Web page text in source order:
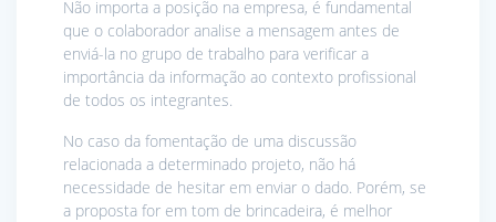
Não importa a posição na empresa, é fundamental
que o colaborador analise a mensagem antes de
enviá-la no grupo de trabalho para verificar a
importância da informação ao contexto profissional
de todos os integrantes.
No caso da fomentação de uma discussão
relacionada a determinado projeto, não há
necessidade de hesitar em enviar o dado. Porém, se
a proposta for em tom de brincadeira, é melhor